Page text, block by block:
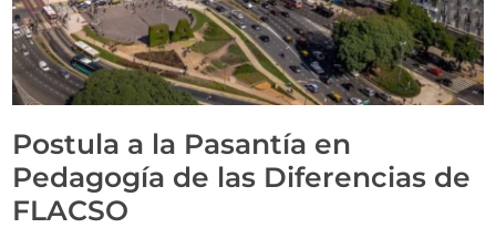
Postula a la Pasantía en
Pedagogía de las Diferencias de
FLACSO